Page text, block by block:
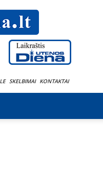
SKELBIMAI KONTAKTAI